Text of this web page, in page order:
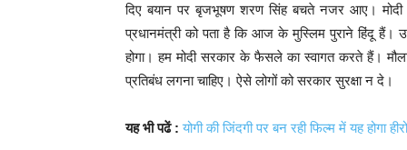
दिए बयान पर बृजभूषण शरण सिंह बचते नजर आए। मोदी
प्रधानमंत्री को पता है कि आज के मुस्लिम पुराने हिंदू हैं।
होगा। हम मोदी सरकार के फैसले का स्वागत करते हैं।
प्रतिबंध लगना चाहिए। ऐसे लोगों को सरकार सुरक्षा न दे।
यह भी पढें : योगी की जिंदगी पर बन रही फिल्म में यह होगा